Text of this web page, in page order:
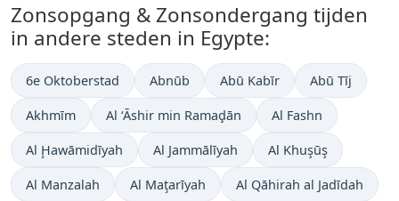
Zonsopgang & Zonsondergang tijden
in andere steden in Egypte:
6e Oktoberstad Abnūb Abū Kabīr Abū Tīj
Akhmīm Al ‘Āshir min Ramaḑān Al Fashn
Al Ḩawāmidīyah Al Jammālīyah Al Khuşūş
Al Manzalah Al Maţarīyah Al Qāhirah al Jadīdah